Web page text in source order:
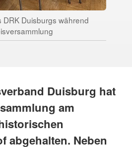
DRK Duisburgs während
Duisburg hat
am
abgehalten. Neben